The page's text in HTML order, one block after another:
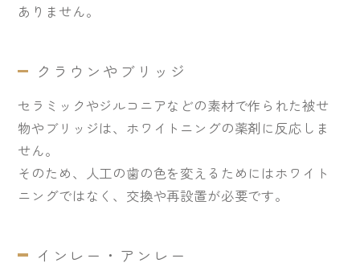
ありません。
クラウンやブリッジ
セラミックやジルコニアなどの素材で作られた被せ
物やブリッジは、ホワイトニングの薬剤に反応しま
せん。
そのため、人工の歯の色を変えるためにはホワイト
ニングではなく、交換や再設置が必要です。
インレー・アンレー